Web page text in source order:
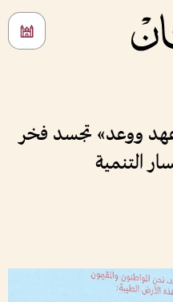
ووعد» تجسد فخر
التنمية